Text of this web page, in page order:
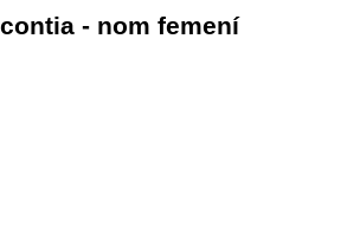
contia - nom femení